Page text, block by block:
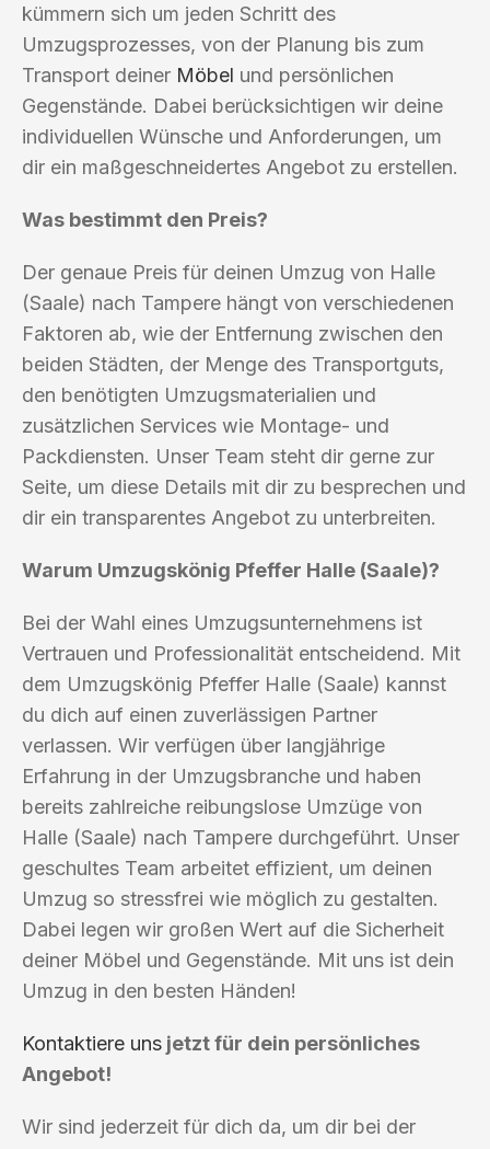
kümmern sich um jeden Schritt des
Umzugsprozesses, von der Planung bis zum
Transport deiner Möbel und persönlichen
Gegenstände. Dabei berücksichtigen wir deine
individuellen Wünsche und Anforderungen, um
dir ein maßgeschneidertes Angebot zu erstellen.
Was bestimmt den Preis?
Der genaue Preis für deinen Umzug von Halle
(Saale) nach Tampere hängt von verschiedenen
Faktoren ab, wie der Entfernung zwischen den
beiden Städten, der Menge des Transportguts,
den benötigten Umzugsmaterialien und
zusätzlichen Services wie Montage- und
Packdiensten. Unser Team steht dir gerne zur
Seite, um diese Details mit dir zu besprechen und
dir ein transparentes Angebot zu unterbreiten.
Warum Umzugskönig Pfeffer Halle (Saale)?
Bei der Wahl eines Umzugsunternehmens ist
Vertrauen und Professionalität entscheidend. Mit
dem Umzugskönig Pfeffer Halle (Saale) kannst
du dich auf einen zuverlässigen Partner
verlassen. Wir verfügen über langjährige
Erfahrung in der Umzugsbranche und haben
bereits zahlreiche reibungslose Umzüge von
Halle (Saale) nach Tampere durchgeführt. Unser
geschultes Team arbeitet effizient, um deinen
Umzug so stressfrei wie möglich zu gestalten.
Dabei legen wir großen Wert auf die Sicherheit
deiner Möbel und Gegenstände. Mit uns ist dein
Umzug in den besten Händen!
Kontaktiere uns jetzt für dein persönliches
Angebot!
Wir sind jederzeit für dich da, um dir bei der